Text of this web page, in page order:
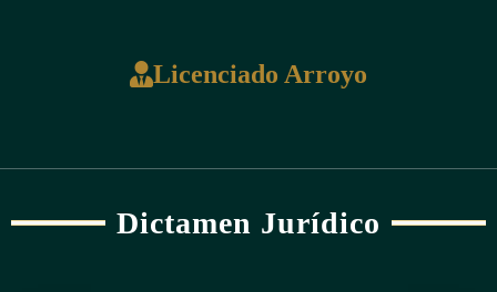
Licenciado Arroyo
Dictamen Jurídico